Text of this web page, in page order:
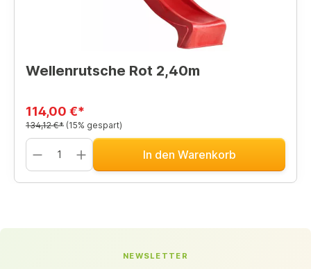
Wellenrutsche Rot 2,40m
114,00 €*
134,12 €* (15% gespart)
In den Warenkorb
NEWSLETTER